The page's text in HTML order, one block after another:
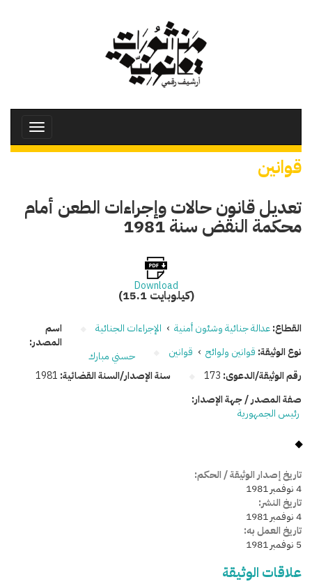
Toggle
قوانين
تعديل قانون حالات وإجراءات الطعن أمام
محكمة النقض سنة 1981
Download
(15.1 كيلوبايت)
القطاع:عدالة جنائية وشئون أمنية › الإجراءات الجنائية
نوع الوثيقة: قوانين ولوائح › قوانين
رقم الوثيقة/الدعوى: 173 سنة الإصدار/السنة القضائية: 1981
اسم
المصدر:
حسني مبارك
صفة المصدر / جهة الإصدار:
رئيس الجمهورية
تاريخ إصدار الوثيقة / الحكم:
4 نوفمبر 1981
تاريخ النشر:
4 نوفمبر 1981
تاريخ العمل به:
5 نوفمبر 1981
علاقات الوثيقة